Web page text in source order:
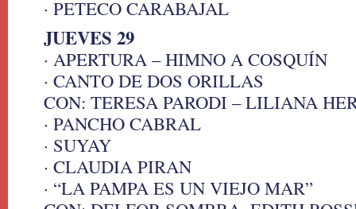
· PETECO CARABAJAL
JUEVES 29
· APERTURA – HIMNO A COSQUÍN
· CANTO DE DOS ORILLAS
CON: TERESA PARODI – LILIANA
· PANCHO CABRAL
· SUYAY
· CLAUDIA PIRAN
· “LA PAMPA ES UN VIEJO MAR”